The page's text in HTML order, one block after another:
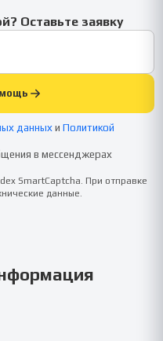
Оставьте заявку
данных и Политикой
в мессенджерах
SmartCaptcha. При отправке
данные.